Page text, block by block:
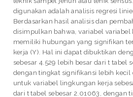
digunakan adalah analisis regresi
Berdasarkan hasil analisis dan
disimpulkan bahwa, variabel variabel
memiliki hubungan yang signifikan
kerja (Y). Hal ini dapat dibuktikan
sebesar 4.529 lebih besar dari t tabel
dengan tingkat signifikansi lebih
untuk variabel lingkungan kerja
dari t tabel sebesar 2.01063, dengan